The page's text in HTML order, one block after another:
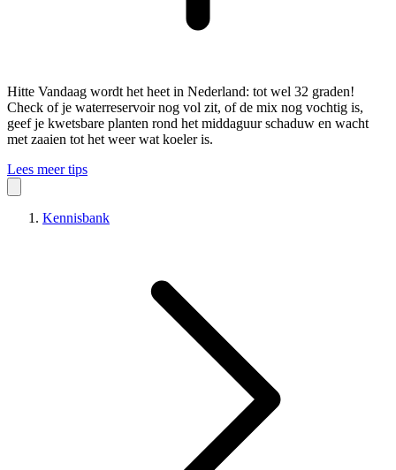
Hitte Vandaag wordt het heet in Nederland: tot wel 32 graden!
Check of je waterreservoir nog vol zit, of de mix nog vochtig is,
geef je kwetsbare planten rond het middaguur schaduw en wacht
met zaaien tot het weer wat koeler is.
Lees meer tips
Kennisbank